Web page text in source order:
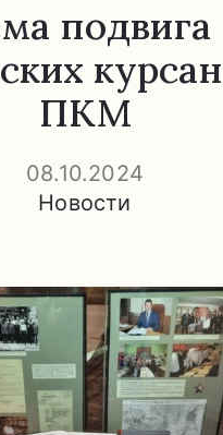
подвига
ПКМ
08.10.2024
Новости